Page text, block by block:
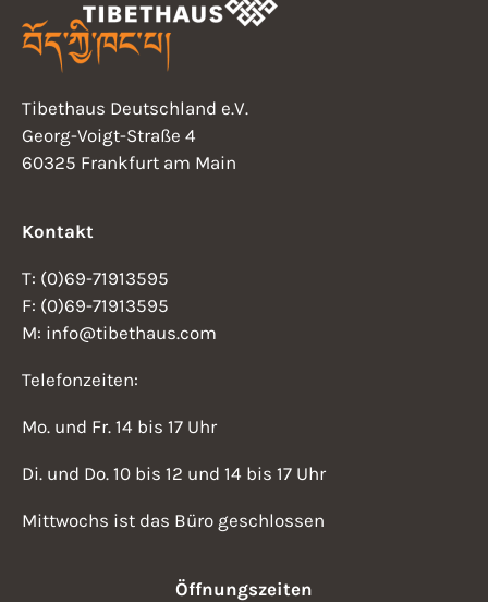
Tibethaus Deutschland e.V.
Georg-Voigt-Straße 4
60325 Frankfurt am Main
Kontakt
T: (0)69-71913595
F: (0)69-71913595
M: info@tibethaus.com
Telefonzeiten:
Mo. und Fr. 14 bis 17 Uhr
Di. und Do. 10 bis 12 und 14 bis 17 Uhr
Mittwochs ist das Büro geschlossen
Öffnungszeiten